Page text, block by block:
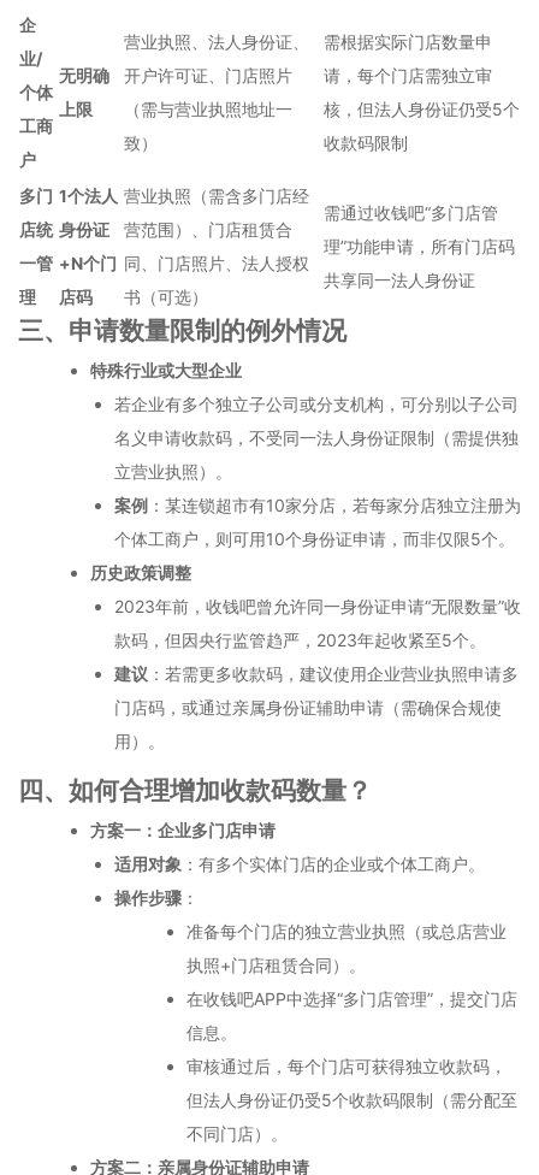
企
业/
个体
工商
户
无明确
上限
营业执照、法人身份证、
开户许可证、门店照片
（需与营业执照地址一
致）
需根据实际门店数量申
请，每个门店需独立审
核，但法人身份证仍受5个
收款码限制
多门
店统
一管
理
1个法人
身份证
+N个门
店码
营业执照（需含多门店经
营范围）、门店租赁合
同、门店照片、法人授权
书（可选）
需通过收钱吧“多门店管
理”功能申请，所有门店码
共享同一法人身份证
三、申请数量限制的例外情况
特殊行业或大型企业
若企业有多个独立子公司或分支机构，可分别以子公司
名义申请收款码，不受同一法人身份证限制（需提供独
立营业执照）。
案例 ：某连锁超市有10家分店，若每家分店独立注册为
个体工商户，则可用10个身份证申请，而非仅限5个。
历史政策调整
2023年前，收钱吧曾允许同一身份证申请“无限数量”收
款码，但因央行监管趋严，2023年起收紧至5个。
建议 ：若需更多收款码，建议使用企业营业执照申请多
门店码，或通过亲属身份证辅助申请（需确保合规使
用）。
四、如何合理增加收款码数量？
方案一：企业多门店申请
适用对象 ：有多个实体门店的企业或个体工商户。
操作步骤 ：
准备每个门店的独立营业执照（或总店营业
执照+门店租赁合同）。
在收钱吧APP中选择“多门店管理”，提交门店
信息。
审核通过后，每个门店可获得独立收款码，
但法人身份证仍受5个收款码限制（需分配至
不同门店）。
方案二：亲属身份证辅助申请